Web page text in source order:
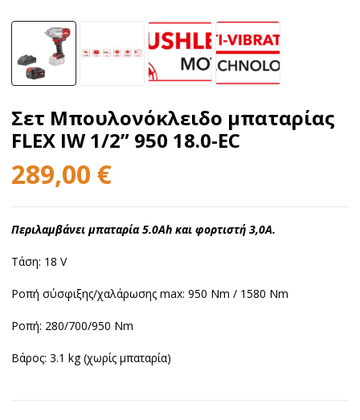
Σετ Μπουλονόκλειδο μπαταρίας
FLEX IW 1/2” 950 18.0-EC
289,00 €
Περιλαμβάνει μπαταρία 5.0Ah και φορτιστή 3,0A.
Τάση: 18 V
Ροπή σύσφιξης/χαλάρωσης max: 950 Nm / 1580 Nm
Ροπή: 280/700/950 Nm
Βάρος: 3.1 kg (χωρίς μπαταρία)